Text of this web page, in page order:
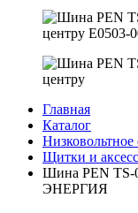
Главная
Каталог
Низковольтное
Щитки и
Шина PEN TS-
ЭНЕРГИЯ